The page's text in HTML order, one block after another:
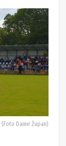
Damir Župan)